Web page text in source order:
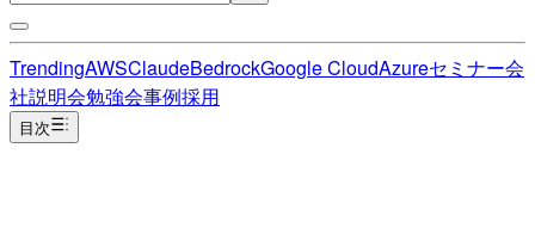
TrendingAWSClaudeBedrockGoogle CloudAzureセミナー会
社説明会勉強会事例採用
目次